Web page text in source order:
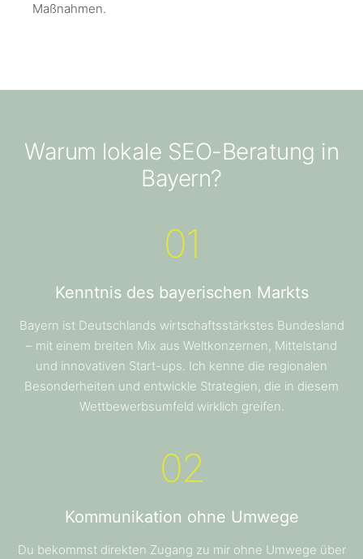
Maßnahmen.
Warum lokale SEO-Beratung in
Bayern?
01
Kenntnis des bayerischen Markts
Bayern ist Deutschlands wirtschaftsstärkstes Bundesland
– mit einem breiten Mix aus Weltkonzernen, Mittelstand
und innovativen Start-ups. Ich kenne die regionalen
Besonderheiten und entwickle Strategien, die in diesem
Wettbewerbsumfeld wirklich greifen.
02
Kommunikation ohne Umwege
Du bekommst direkten Zugang zu mir ohne Umwege über